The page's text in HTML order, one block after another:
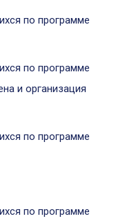
по программе
по программе
и организация
по программе
по программе